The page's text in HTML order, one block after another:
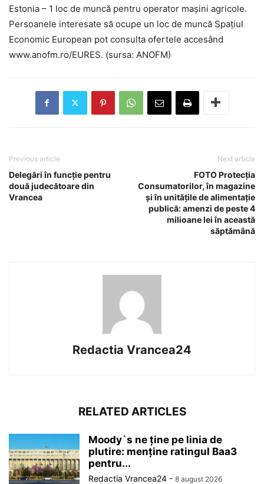
Estonia – 1 loc de muncă pentru operator mașini agricole.
Persoanele interesate să ocupe un loc de muncă Spaţiul
Economic European pot consulta ofertele accesând
www.anofm.ro/EURES. (sursa: ANOFM)
Previous article
Delegări în funcție pentru
două judecătoare din
Vrancea
Next article
FOTO Protecția
Consumatorilor, în magazine
și în unitățile de alimentație
publică: amenzi de peste 4
milioane lei în această
săptămână
Redactia Vrancea24
RELATED ARTICLES
Moody`s ne ține pe linia de
plutire: menține ratingul Baa3
pentru...
Redactia Vrancea24 - 8 august 2026